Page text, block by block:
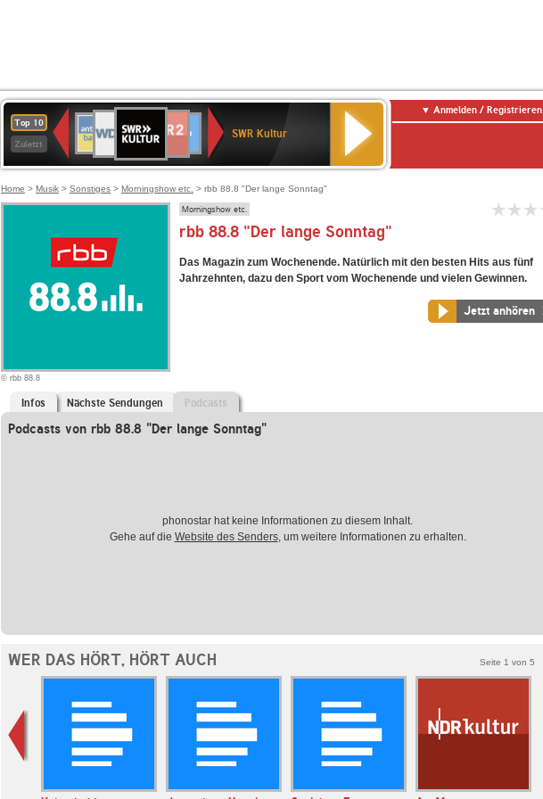
Top 10
Zuletzt
Deutschlandfunk
80er
90er
OLDIE
ANTENNE
SWR3
WDR
4
BR-
KLASSIK
Deutschlandfunk
Kultur
ANTENNE
BAYERN
2
Kultur2
SWR Kultur
Anmelden / Registrieren
Home > Musik > Sonstiges > Morningshow etc. > rbb 88.8 "Der lange Sonntag"
© rbb 88.8
Morningshow etc.
rbb 88.8 "Der lange Sonntag"
Das Magazin zum Wochenende. Natürlich mit den besten Hits aus fünf
Jahrzehnten, dazu den Sport vom Wochenende und vielen Gewinnen.
Jetzt anhören
Infos Nächste Sendungen Podcasts
Podcasts von rbb 88.8 "Der lange Sonntag"
phonostar hat keine Informationen zu diesem Inhalt.
Gehe auf die Website des Senders, um weitere Informationen zu erhalten.
WER DAS HÖRT, HÖRT AUCH Seite 1 von 5